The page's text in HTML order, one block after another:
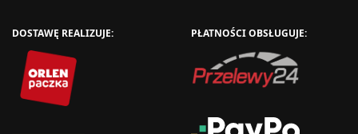
DOSTAWĘ REALIZUJE: PŁATNOŚCI OBSŁUGUJE: